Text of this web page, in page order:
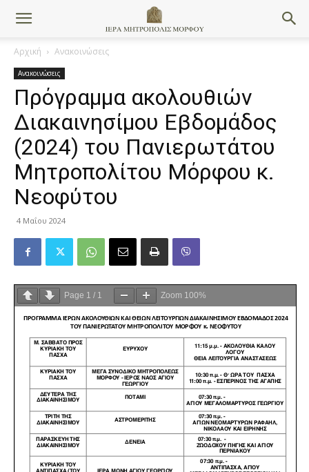
Αρχική Ανακοινώσεις
Ανακοινώσεις
Πρόγραμμα ακολουθιών
Διακαινησίμου Εβδομάδος
(2024) του Πανιερωτάτου
Μητροπολίτου Μόρφου κ.
Νεοφύτου
4 Μαΐου 2024
Page 1 / 1 Zoom 100%